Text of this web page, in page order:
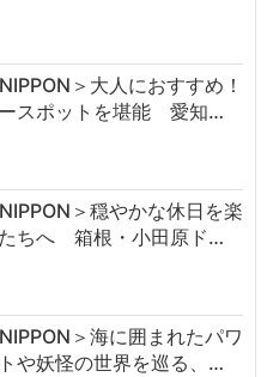
＞大人におすすめ！
スポットを堪能 愛知…
＞穏やかな休日を楽
ちへ 箱根・小田原ド…
＞海に囲まれたパワ
や妖怪の世界を巡る、…